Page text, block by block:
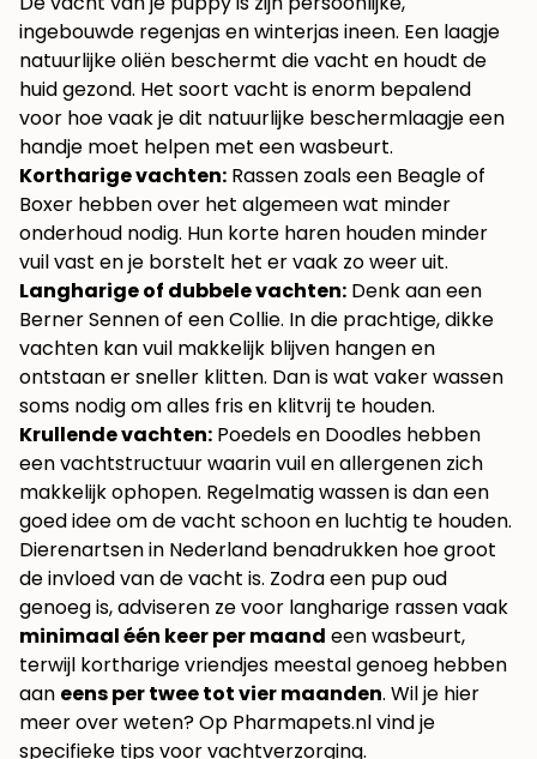
ingebouwde regenjas en winterjas ineen. Een laagje
natuurlijke oliën beschermt die vacht en houdt de
huid gezond. Het soort vacht is enorm bepalend
voor hoe vaak je dit natuurlijke beschermlaagje een
handje moet helpen met een wasbeurt.
Kortharige vachten: Rassen zoals een Beagle of
Boxer hebben over het algemeen wat minder
onderhoud nodig. Hun korte haren houden minder
vuil vast en je borstelt het er vaak zo weer uit.
Langharige of dubbele vachten: Denk aan een
Berner Sennen of een Collie. In die prachtige, dikke
vachten kan vuil makkelijk blijven hangen en
ontstaan er sneller klitten. Dan is wat vaker wassen
soms nodig om alles fris en klitvrij te houden.
Krullende vachten: Poedels en Doodles hebben
een vachtstructuur waarin vuil en allergenen zich
makkelijk ophopen. Regelmatig wassen is dan een
goed idee om de vacht schoon en luchtig te houden.
Dierenartsen in Nederland benadrukken hoe groot
de invloed van de vacht is. Zodra een pup oud
genoeg is, adviseren ze voor langharige rassen vaak
minimaal één keer per maand een wasbeurt,
terwijl kortharige vriendjes meestal genoeg hebben
aan eens per twee tot vier maanden. Wil je hier
meer over weten? Op Pharmapets.nl vind je
specifieke tips voor vachtverzorging.